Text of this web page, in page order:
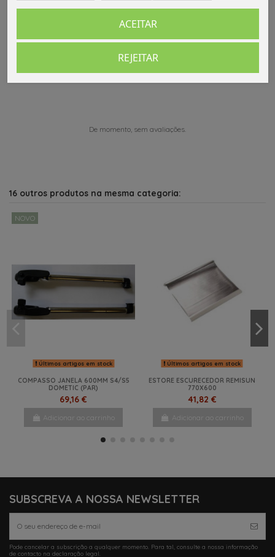
De momento, sem avaliações.
16 outros produtos na mesma categoria:
NOVO
Últimos artigos em stock
COMPASSO JANELA 600MM S4/S5
DOMETIC (PAR)
69,16 €
Adicionar ao carrinho
Últimos artigos em stock
ESTORE ESCURECEDOR REMISUN
770X600
41,82 €
Adicionar ao carrinho
SUBSCREVA A NOSSA NEWSLETTER
Pode cancelar a subscrição a qualquer momento. Para tal, consulte a nossa informação
de contacto na declaração legal.
REJEITAR
ACEITAR